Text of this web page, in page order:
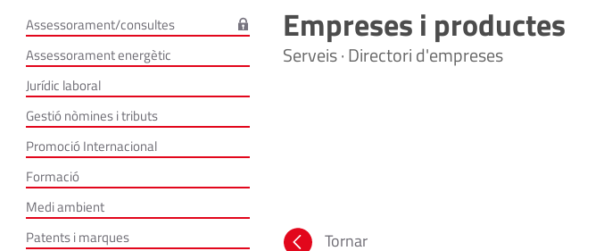
Assessorament/consultes
Assessorament energètic
Jurídic laboral
Gestió nòmines i tributs
Promoció Internacional
Formació
Medi ambient
Patents i marques
Empreses i productes
Serveis · Directori d'empreses
Tornar